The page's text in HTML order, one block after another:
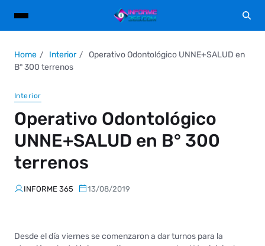
Home Interior
Operativo Odontológico UNNE+SALUD en
B° 300 terrenos
Interior
Operativo Odontológico
UNNE+SALUD en B° 300
terrenos
INFORME 365 13/08/2019
Desde el día viernes se comenzaron a dar turnos para la